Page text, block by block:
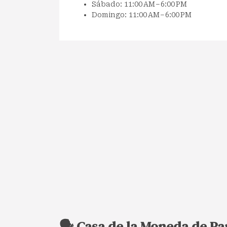
Sábado: 11:00 AM – 6:00 PM
Domingo: 11:00 AM – 6:00 PM